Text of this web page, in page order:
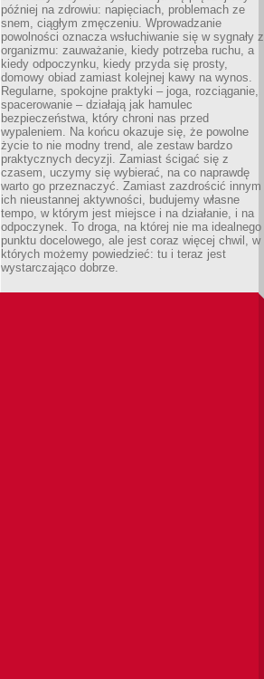
później na zdrowiu: napięciach, problemach ze
snem, ciągłym zmęczeniu. Wprowadzanie
powolności oznacza wsłuchiwanie się w sygnały z
organizmu: zauważanie, kiedy potrzeba ruchu, a
kiedy odpoczynku, kiedy przyda się prosty,
domowy obiad zamiast kolejnej kawy na wynos.
Regularne, spokojne praktyki – joga, rozciąganie,
spacerowanie – działają jak hamulec
bezpieczeństwa, który chroni nas przed
wypaleniem. Na końcu okazuje się, że powolne
życie to nie modny trend, ale zestaw bardzo
praktycznych decyzji. Zamiast ścigać się z
czasem, uczymy się wybierać, na co naprawdę
warto go przeznaczyć. Zamiast zazdrościć innym
ich nieustannej aktywności, budujemy własne
tempo, w którym jest miejsce i na działanie, i na
odpoczynek. To droga, na której nie ma idealnego
punktu docelowego, ale jest coraz więcej chwil, w
których możemy powiedzieć: tu i teraz jest
wystarczająco dobrze.